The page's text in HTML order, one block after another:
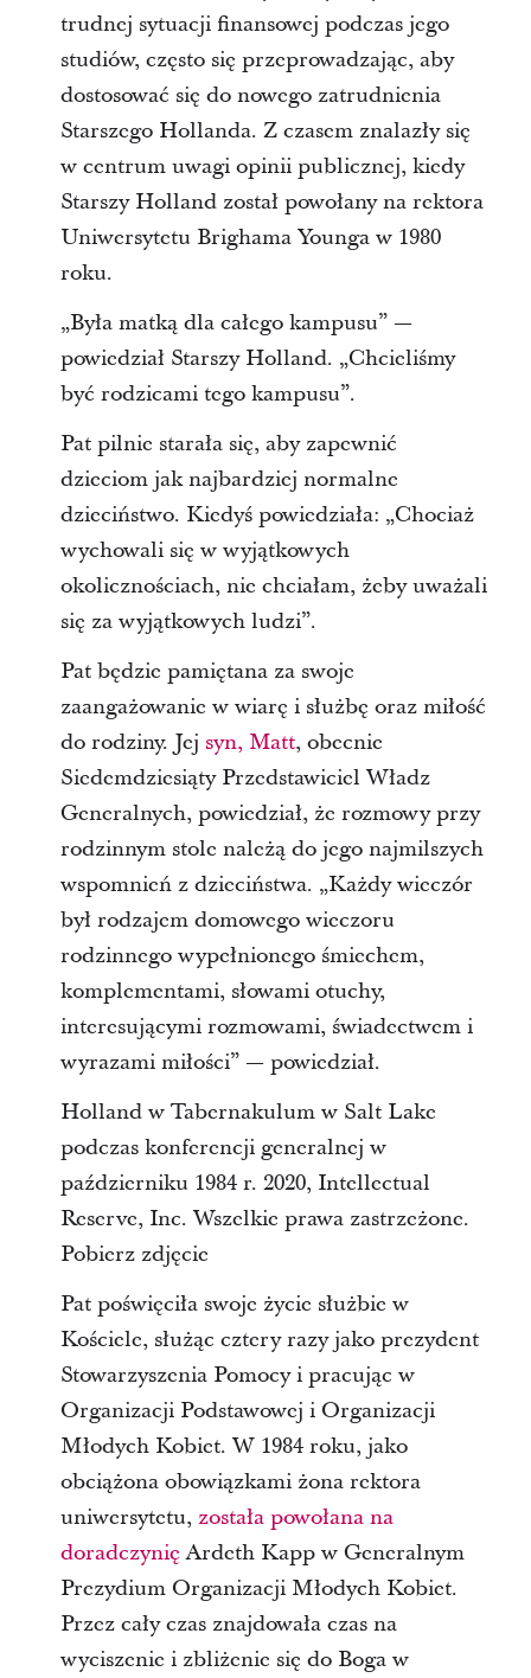
trudnej sytuacji finansowej podczas jego
studiów, często się przeprowadzając, aby
dostosować się do nowego zatrudnienia
Starszego Hollanda. Z czasem znalazły się
w centrum uwagi opinii publicznej, kiedy
Starszy Holland został powołany na rektora
Uniwersytetu Brighama Younga w 1980
roku.
„Była matką dla całego kampusu” —
powiedział Starszy Holland. „Chcieliśmy
być rodzicami tego kampusu”.
Pat pilnie starała się, aby zapewnić
dzieciom jak najbardziej normalne
dzieciństwo. Kiedyś powiedziała: „Chociaż
wychowali się w wyjątkowych
okolicznościach, nie chciałam, żeby uważali
się za wyjątkowych ludzi”.
Pat będzie pamiętana za swoje
zaangażowanie w wiarę i służbę oraz miłość
do rodziny. Jej syn, Matt, obecnie
Siedemdziesiąty Przedstawiciel Władz
Generalnych, powiedział, że rozmowy przy
rodzinnym stole należą do jego najmilszych
wspomnień z dzieciństwa. „Każdy wieczór
był rodzajem domowego wieczoru
rodzinnego wypełnionego śmiechem,
komplementami, słowami otuchy,
interesującymi rozmowami, świadectwem i
wyrazami miłości” — powiedział.
Holland w Tabernakulum w Salt Lake
podczas konferencji generalnej w
październiku 1984 r. 2020, Intellectual
Reserve, Inc. Wszelkie prawa zastrzeżone.
Pobierz zdjęcie
Pat poświęciła swoje życie służbie w
Kościele, służąc cztery razy jako prezydent
Stowarzyszenia Pomocy i pracując w
Organizacji Podstawowej i Organizacji
Młodych Kobiet. W 1984 roku, jako
obciążona obowiązkami żona rektora
uniwersytetu, została powołana na
doradczynię Ardeth Kapp w Generalnym
Prezydium Organizacji Młodych Kobiet.
Przez cały czas znajdowała czas na
wyciszenie i zbliżenie się do Boga w